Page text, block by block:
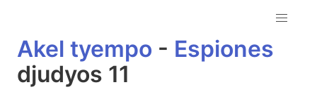
Akel tyempo - Espiones
djudyos 11